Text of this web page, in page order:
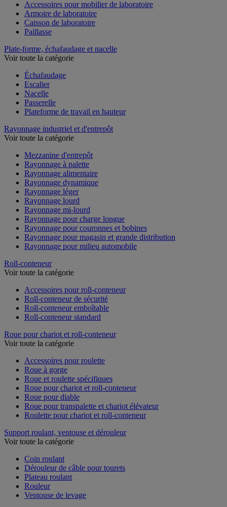
Accessoires pour mobilier de laboratoire
Armoire de laboratoire
Caisson de laboratoire
Paillasse
Plate-forme, échafaudage et nacelle
Voir toute la catégorie
Échafaudage
Escalier
Nacelle
Passerelle
Plateforme de travail en hauteur
Rayonnage industriel et d'entrepôt
Voir toute la catégorie
Mezzanine d'entrepôt
Rayonnage à palette
Rayonnage alimentaire
Rayonnage dynamique
Rayonnage léger
Rayonnage lourd
Rayonnage mi-lourd
Rayonnage pour charge longue
Rayonnage pour couronnes et bobines
Rayonnage pour magasin et grande distribution
Rayonnage pour milieu automobile
Roll-conteneur
Voir toute la catégorie
Accessoires pour roll-conteneur
Roll-conteneur de sécurité
Roll-conteneur emboîtable
Roll-conteneur standard
Roue pour chariot et roll-conteneur
Voir toute la catégorie
Accessoires pour roulette
Roue à gorge
Roue et roulette spécifiques
Roue pour chariot et roll-conteneur
Roue pour diable
Roue pour transpalette et chariot élévateur
Roulette pour chariot et roll-conteneur
Support roulant, ventouse et dérouleur
Voir toute la catégorie
Coin roulant
Dérouleur de câble pour tourets
Plateau roulant
Rouleur
Ventouse de levage